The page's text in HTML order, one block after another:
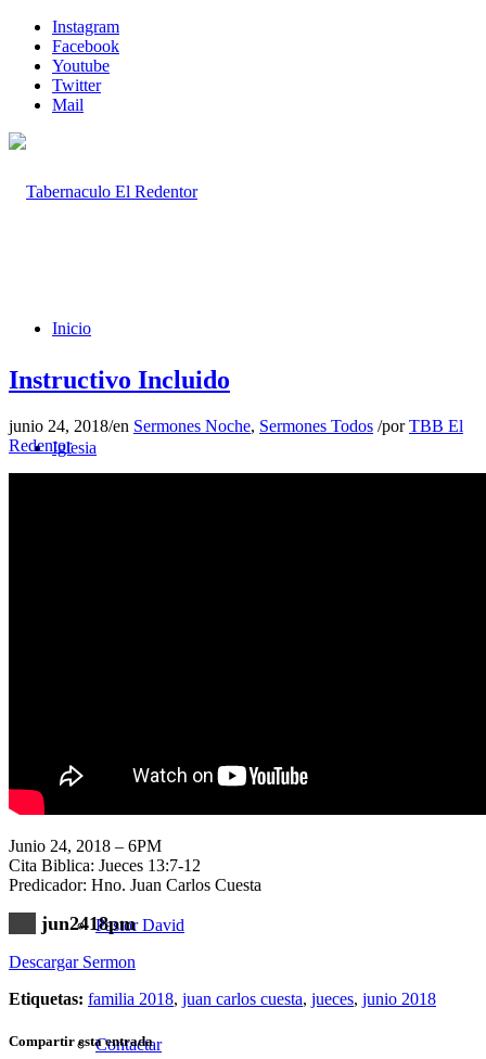
Instagram
Facebook
Youtube
Twitter
Mail
Inicio
Iglesia
Pastor David
Contactar
Instructivo Incluido
junio 24, 2018/en Sermones Noche, Sermones Todos /porTBB El
Redentor
Junio 24, 2018 – 6PM
Cita Biblica: Jueces 13:7-12
Predicador: Hno. Juan Carlos Cuesta
jun2418pm
Descargar Sermon
Etiquetas: familia 2018, juan carlos cuesta, jueces, junio 2018
Compartir esta entrada